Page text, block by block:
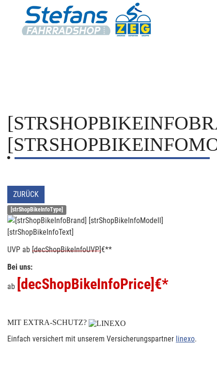
ZURÜCK
[strShopBikeInfoType]
[strShopBikeInfoText]
UVP ab [decShopBikeInfoUVP]€**
Bei uns:
ab [decShopBikeInfoPrice] €*
MIT EXTRA-SCHUTZ?
Einfach versichert mit unserem Versicherungspartner linexo.